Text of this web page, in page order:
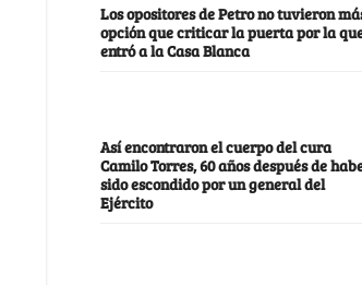
Los opositores de Petro no tuvieron
opción que criticar la puerta por la
entró a la Casa Blanca
Así encontraron el cuerpo del cura
Camilo Torres, 60 años después de
sido escondido por un general del
Ejército